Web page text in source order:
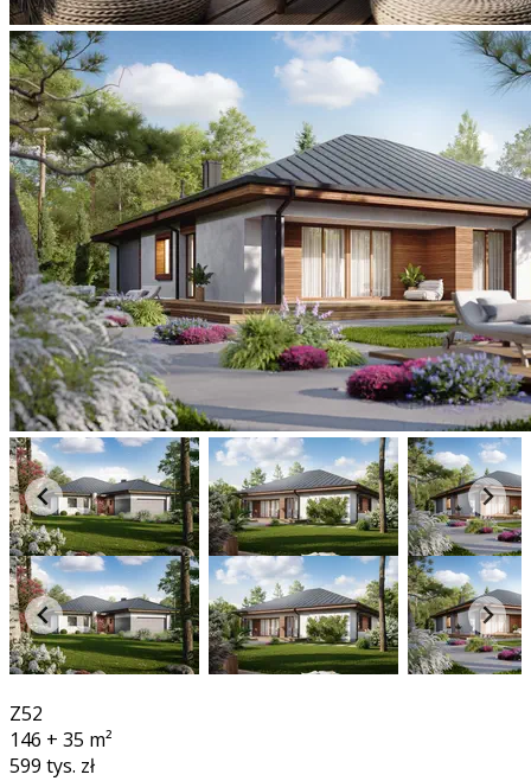
Z52
146 + 35 m²
599 tys. zł